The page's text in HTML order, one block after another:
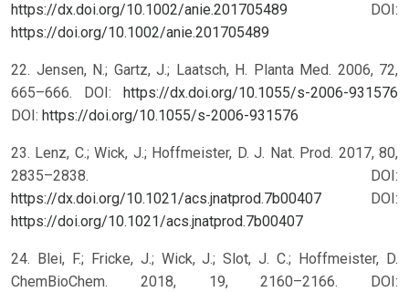
https://dx.doi.org/10.1002/anie.201705489
DOI:
https://doi.org/10.1002/anie.201705489
22. Jensen, N.; Gartz, J.; Laatsch, H. Planta Med. 2006, 72,
665–666. DOI: https://dx.doi.org/10.1055/s-2006-931576
DOI: https://doi.org/10.1055/s-2006-931576
23. Lenz, C.; Wick, J.; Hoffmeister, D. J. Nat. Prod. 2017, 80,
2835–2838. DOI:
https://dx.doi.org/10.1021/acs.jnatprod.7b00407
DOI:
https://doi.org/10.1021/acs.jnatprod.7b00407
24. Blei, F.; Fricke, J.; Wick, J.; Slot, J. C.; Hoffmeister, D.
ChemBioChem. 2018, 19, 2160–2166. DOI: